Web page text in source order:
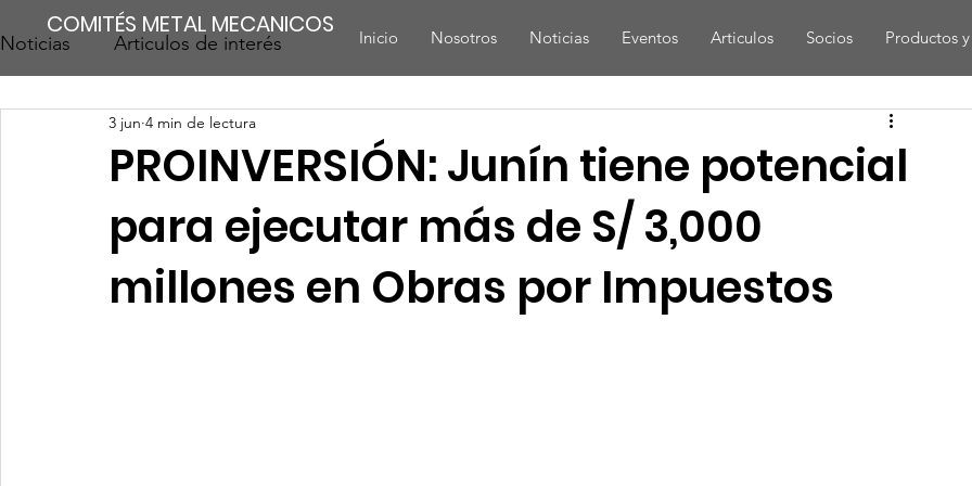
COMITÉS METAL MECANICOS Inicio Nosotros Noticias Eventos Articulos Socios Productos
Noticias Articulos de interés
PROINVERSIÓN: Junín tiene potencial
para ejecutar más de S/ 3,000
millones en Obras por Impuestos
3 jun 4 min de lectura